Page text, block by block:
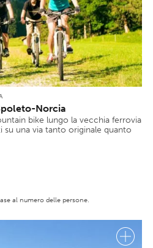
Norcia
bike lungo la vecchia ferrovia
una via tanto originale quanto
al numero delle persone.